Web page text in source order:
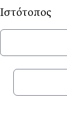
Ιστότοπος